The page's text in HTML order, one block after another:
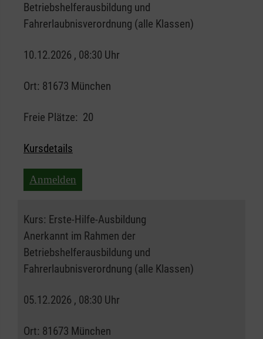
Betriebshelferausbildung und
Fahrerlaubnisverordnung (alle Klassen)
10.12.2026 , 08:30 Uhr
Ort: 81673 München
Freie Plätze: 20
Kursdetails
Anmelden
Kurs: Erste-Hilfe-Ausbildung
Anerkannt im Rahmen der
Betriebshelferausbildung und
Fahrerlaubnisverordnung (alle Klassen)
05.12.2026 , 08:30 Uhr
Ort: 81673 München